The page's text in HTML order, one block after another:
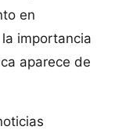
en
importancia
aparece de